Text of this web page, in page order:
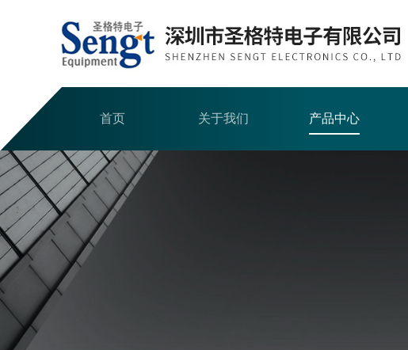
首页 关于我们 产品中心